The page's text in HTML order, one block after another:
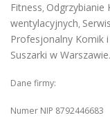
Fitness, Odgrzybianie
wentylacyjnych,
Profesjonalny Komik
Suszarki w Warszawie.
Dane firmy:
Numer NIP 8792446683